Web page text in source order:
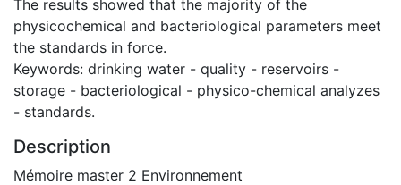
The results showed that the majority of the
physicochemical and bacteriological parameters meet
the standards in force.
Keywords: drinking water - quality - reservoirs -
storage - bacteriological - physico-chemical analyzes
- standards.
Description
Mémoire master 2 Environnement